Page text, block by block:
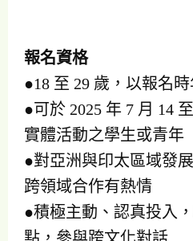
報名資格
●18 至 29 歲，以報名
●可於 2025 年 7 月 14
實體活動之學生或青年
●對亞洲與印太區域發
跨領域合作有熱情
●積極主動、認真投入